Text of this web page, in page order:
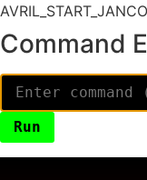
Command